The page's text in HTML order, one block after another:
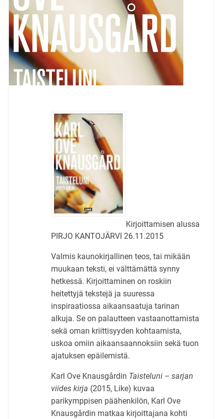
Kirjoittamisen alussa
PIRJO KANTOJÄRVI 26.11.2015
Valmis kaunokirjallinen teos, tai mikään
muukaan teksti, ei välttämättä synny
hetkessä. Kirjoittaminen on roskiin
heitettyjä tekstejä ja suuressa
inspiraatiossa aikaansaatuja tarinan
alkuja. Se on palautteen vastaanottamista
sekä oman kriittisyyden kohtaamista,
uskoa omiin aikaansaannoksiin sekä tuon
ajatuksen epäilemistä.
Karl Ove Knausgårdin Taisteluni – sarjan
viides kirja (2015, Like) kuvaa
parikymppisen päähenkilön, Karl Ove
Knausgårdin matkaa kirjoittajana kohti